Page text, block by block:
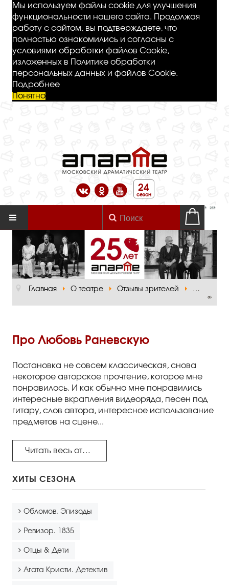
Мы используем файлы cookie для улучшения
функциональности нашего сайта. Продолжая
работу с сайтом, вы подтверждаете, что
полностью ознакомились и согласны с
условиями обработки файлов Cookie,
изложенных в Политике обработки
персональных данных и файлов Cookie.
Подробнее
Понятно
24
сезон
Главная
О театре
Официальная информация
Основная сцена
Проект «Театр в школе»
Отзывы и рецензии
Отзывы зрителей
Правила посещения
Правила группового посещения
Репертуар
Главная О театре Отзывы зрителей Про
Про Любовь Раневскую
Постановка не совсем классическая, снова
некоторое авторское прочтение, которое мне
понравилось. И как обычно мне понравились
интересные вкрапления видеоряда, песен под
гитару, слов автора, интересное использование
предметов на сцене...
Читать весь отзыв...
ХИТЫ СЕЗОНА
Обломов. Эпизоды
Ревизор. 1835
Отцы & Дети
Агата Кристи. Детектив